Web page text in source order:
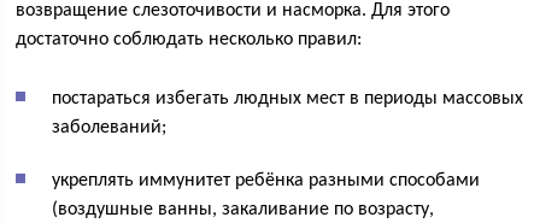
возвращение слезоточивости и насморка. Для этого
достаточно соблюдать несколько правил:
постараться избегать людных мест в периоды массовых
заболеваний;
укреплять иммунитет ребёнка разными способами
(воздушные ванны, закаливание по возрасту,